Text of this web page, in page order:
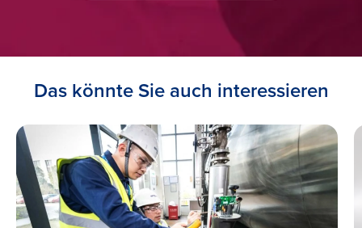
Das könnte Sie auch interessieren